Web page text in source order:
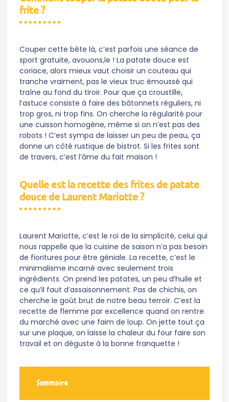
frite ?
Couper cette bête là, c’est parfois une séance de
sport gratuite, avouons,le ! La patate douce est
coriace, alors mieux vaut choisir un couteau qui
tranche vraiment, pas le vieux truc émoussé qui
traîne au fond du tiroir. Pour que ça croustille,
l’astuce consiste à faire des bâtonnets réguliers, ni
trop gros, ni trop fins. On cherche la régularité pour
une cuisson homogène, même si on n’est pas des
robots ! C’est sympa de laisser un peu de peau, ça
donne un côté rustique de bistrot. Si les frites sont
de travers, c’est l’âme du fait maison !
Quelle est la recette des frites de patate
douce de Laurent Mariotte ?
Laurent Mariotte, c’est le roi de la simplicité, celui qui
nous rappelle que la cuisine de saison n’a pas besoin
de fioritures pour être géniale. La recette, c’est le
minimalisme incarné avec seulement trois
ingrédients. On prend les patates, un peu d’huile et
ce qu’il faut d’assaisonnement. Pas de chichis, on
cherche le goût brut de notre beau terroir. C’est la
recette de flemme par excellence quand on rentre
du marché avec une faim de loup. On jette tout ça
sur une plaque, on laisse la chaleur du four faire son
travail et on déguste à la bonne franquette !
Sommaire